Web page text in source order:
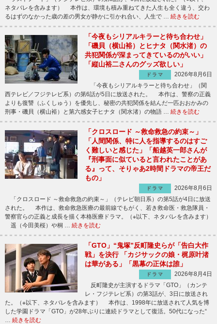
ネタバレを含みます） 本作は、環境も積み重ねてきた人生も全く違う、交わ
るはずのなかった歳の差の男女が静かに引かれ合い、人生で … 続きを読む
「今夜もシリアルキラーと待ち合わせ」
「磯貝（横山裕）とヒナタ（関水渚）の
共犯関係が深まってきているのがいい」
「縦山裕二さんのグッズ欲しい」
ドラマ
2026年8月6日
「今夜もシリアルキラーと待ち合わせ」（関
西テレビ／フジテレビ系）の第6話が5日に放送された。 本作は、警察の正義
よりも復讐（ふくしゅう）を優先し、秘密の共犯関係を結んだ一匹おおかみの
刑事・磯貝（横山裕）と第六感女子ヒナタ（関水渚）の物語 … 続きを読む
「クロスロード ～救命救急の約束～」
「人間関係、特に人を指導するのはすご
く難しいと感じた」「船越英一郎さんが
『刑事面に似ていると言われたことがあ
る』って、そりゃあ2時間ドラマの帝王だ
もの」
ドラマ
2026年8月6日
「クロスロード ～救命救急の約束～」（テレビ朝日系）の第5話が4日に放送
された。 本作は、救命救急医療の最前線でもがく、若き救命医・救急隊員・
警察官らの正義と成長を描く本格医療ドラマ。（※以下、ネタバレを含みます）
遥（今田美桜）や桐 … 続きを読む
「GTO」“鬼塚”反町隆史らが「告白大作
戦」を決行 「カジサックの娘・梶原叶渚
は華がある」「黒幕の正体は誰」
ドラマ
2026年8月4日
反町隆史が主演するドラマ「GTO」（カンテ
レ・フジテレビ系）の第3話が、3日に放送され
た。（※以下、ネタバレを含みます） 本作は、1998年に放送されて人気を博
した学園ドラマ「GTO」が28年ぶりに連続ドラマとして復活。50代になった“
続きを読む